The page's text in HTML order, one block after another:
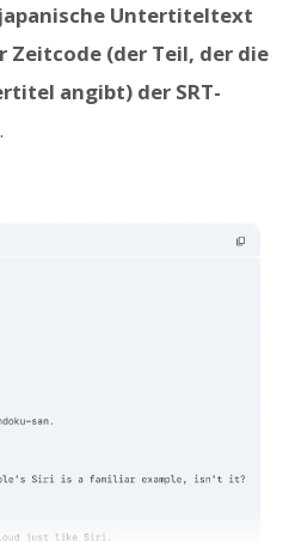
Untertiteltext
Zeitcode (der Teil, der die
angibt) der SRT-
.